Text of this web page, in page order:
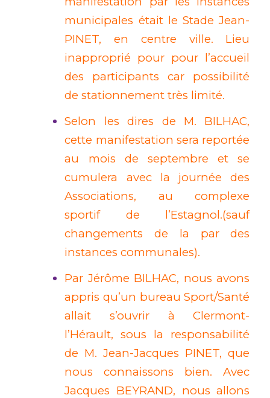
municipales était le Stade Jean-
PINET, en centre ville. Lieu
inapproprié pour pour l’accueil
des participants car possibilité
de stationnement très limité.
Selon les dires de M. BILHAC,
cette manifestation sera reportée
au mois de septembre et se
cumulera avec la journée des
Associations, au complexe
sportif de l’Estagnol.(sauf
changements de la par des
instances communales).
Par Jérôme BILHAC, nous avons
appris qu’un bureau Sport/Santé
allait s’ouvrir à Clermont-
l’Hérault, sous la responsabilité
de M. Jean-Jacques PINET, que
nous connaissons bien. Avec
Jacques BEYRAND, nous allons